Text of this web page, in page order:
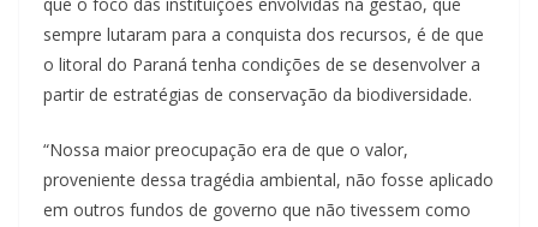
que o foco das instituições envolvidas na gestão, que
sempre lutaram para a conquista dos recursos, é de que
o litoral do Paraná tenha condições de se desenvolver a
partir de estratégias de conservação da biodiversidade.
“Nossa maior preocupação era de que o valor,
proveniente dessa tragédia ambiental, não fosse aplicado
em outros fundos de governo que não tivessem como